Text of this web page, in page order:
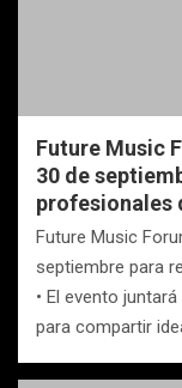
Future Music
30 de
profesionales
Future Music
septiembre para
• El evento
para compartir